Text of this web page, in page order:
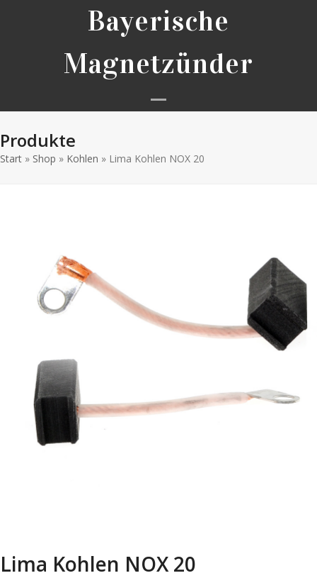
Bayerische
Magnetzünder
Open
menu
Close
menu
Produkte
Start » Shop » Kohlen » Lima Kohlen NOX 20
Lima Kohlen NOX 20